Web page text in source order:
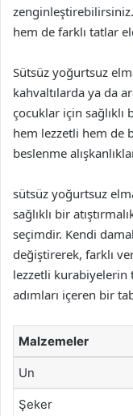
hem de farklı tatlar
Sütsüz yoğurtsuz
kahvaltılarda ya da
çocuklar için sağlıklı
hem lezzetli hem de
beslenme
sütsüz yoğurtsuz
sağlıklı bir
seçimdir. Kendi
değiştirerek, farklı
lezzetli
adımları içeren bir
Malzemeler
Un
Şeker